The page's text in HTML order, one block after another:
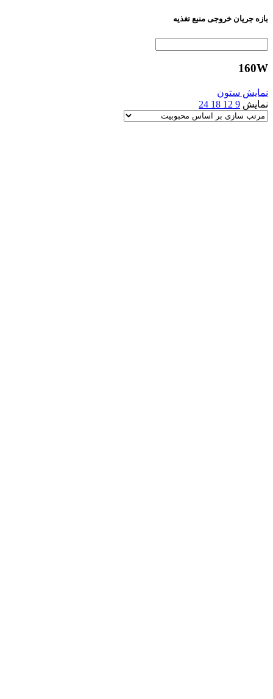
بازه جریان خروجی منبع تغذیه
160W
نمایش ستون
نمایش 9
12
18
24